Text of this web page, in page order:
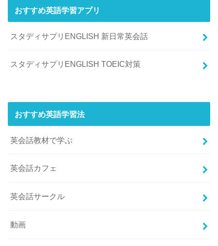
おすすめ英語学習アプリ
スタディサプリENGLISH 新日常英会話
スタディサプリENGLISH TOEIC対策
おすすめ英語学習法
英会話教材で学ぶ
英会話カフェ
英会話サークル
動画